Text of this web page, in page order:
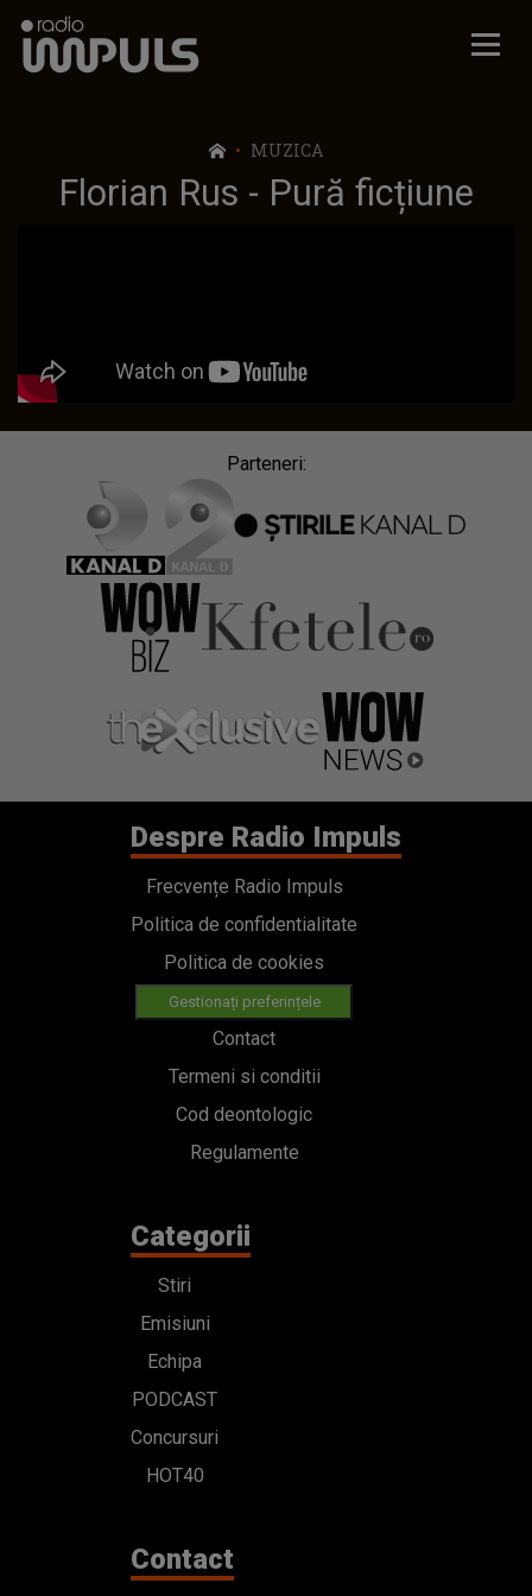
Radio Impuls
MUZICA
Florian Rus - Pură ficțiune
Parteneri:
Despre Radio Impuls
Frecvențe Radio Impuls
Politica de confidentialitate
Politica de cookies
Gestionați preferințele
Contact
Termeni si conditii
Cod deontologic
Regulamente
Categorii
Stiri
Emisiuni
Echipa
PODCAST
Concursuri
HOT40
Contact